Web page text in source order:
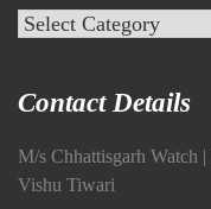
Categories
Contact Details
M/s Chhattisgarh Watch |
Vishu Tiwari